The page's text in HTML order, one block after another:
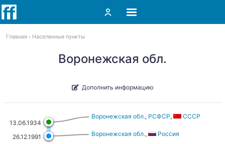
Главная Населенные пункты
Воронежская обл.
Дополнить информацию
13.06.1934
26.12.1991
Воронежская обл., РСФСР, СССР
Воронежская обл., Россия